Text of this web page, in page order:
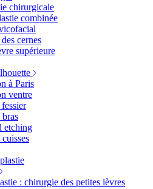
chirurgicale
combinée
cernes
supérieure
à Paris
ventre
etching
: chirurgie des petites lèvres